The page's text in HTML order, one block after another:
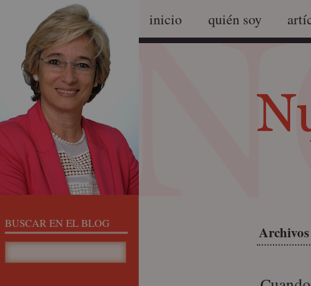
inicio quién soy
Archivos
BUSCAR EN EL BLOG